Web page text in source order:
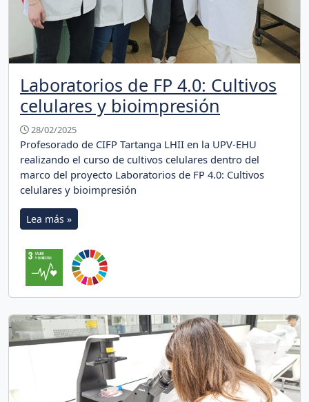
Laboratorios de FP 4.0: Cultivos
celulares y bioimpresión
28/02/2025
Profesorado de CIFP Tartanga LHII en la UPV-EHU
realizando el curso de cultivos celulares dentro del
marco del proyecto Laboratorios de FP 4.0: Cultivos
celulares y bioimpresión
Lea más »